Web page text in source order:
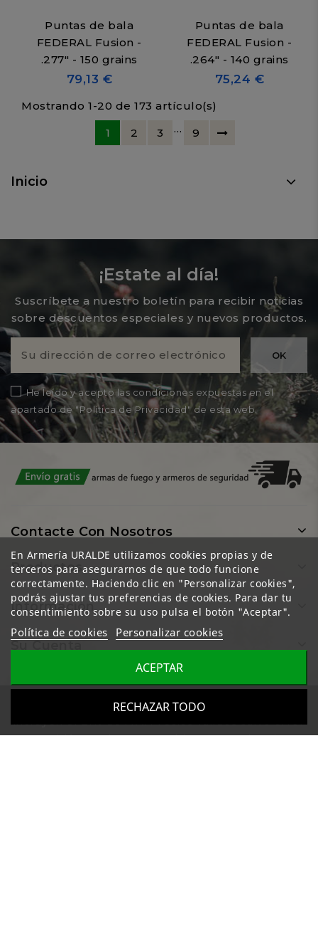
Puntas de bala
FEDERAL Fusion -
.277" - 150 grains
79,13 €
Puntas de bala
FEDERAL Fusion -
.264" - 140 grains
75,24 €
Mostrando 1-20 de 173 artículo(s)
1
2 3 … 9
Inicio
¡Estate al día!
Suscríbete a nuestro boletín para recibir noticias
sobre descuentos especiales y nuevos productos.
He leído y acepto las condiciones expuestas en el
apartado de "Política de Privacidad" de esta web.
Contacte Con Nosotros
Productos
Información
Su Cuenta
En Armería URALDE utilizamos cookies propias y de
terceros para asegurarnos de que todo funcione
correctamente. Haciendo clic en "Personalizar cookies",
podrás ajustar tus preferencias de cookies. Para dar tu
consentimiento sobre su uso pulsa el botón "Aceptar".
Política de cookies Personalizar cookies
RECHAZAR TODO
ACEPTAR
Todos los precios mostrados en esta web
u omisión y sujetos a cambios sin previo aviso.